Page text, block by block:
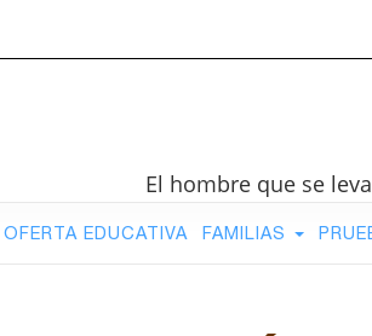
El hombre que se
OFERTA EDUCATIVA FAMILIAS